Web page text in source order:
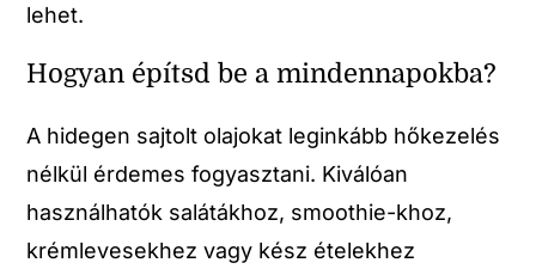
lehet.
Hogyan építsd be a mindennapokba?
A hidegen sajtolt olajokat leginkább hőkezelés
nélkül érdemes fogyasztani. Kiválóan
használhatók salátákhoz, smoothie-khoz,
krémlevesekhez vagy kész ételekhez